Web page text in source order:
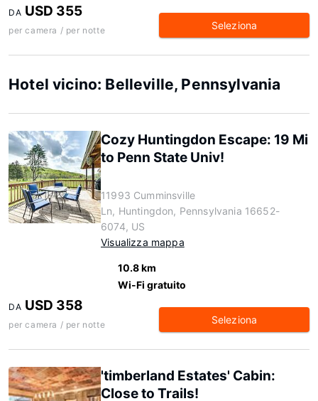
DA USD 355
per camera / per notte Seleziona
Hotel vicino: Belleville, Pennsylvania
Cozy Huntingdon Escape: 19 Mi
to Penn State Univ!
11993 Cumminsville
Ln, Huntingdon, Pennsylvania 16652-
6074, US
Visualizza mappa
10.8 km
Wi-Fi gratuito
DA USD 358
per camera / per notte Seleziona
'timberland Estates' Cabin:
Close to Trails!